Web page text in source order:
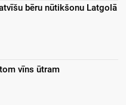
bēru nūtikšonu Latgolā
vīns ūtram